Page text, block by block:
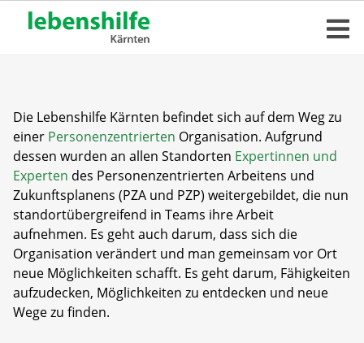
Die Lebenshilfe Kärnten befindet sich auf dem Weg zu
einer Personenzentrierten Organisation. Aufgrund
dessen wurden an allen Standorten Expertinnen und
Experten des Personenzentrierten Arbeitens und
Zukunftsplanens (PZA und PZP) weitergebildet, die nun
standortübergreifend in Teams ihre Arbeit
aufnehmen. Es geht auch darum, dass sich die
Organisation verändert und man gemeinsam vor Ort
neue Möglichkeiten schafft. Es geht darum, Fähigkeiten
aufzudecken, Möglichkeiten zu entdecken und neue
Wege zu finden.